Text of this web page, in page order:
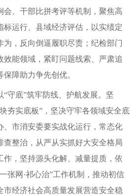
会、干部比拼考评等机制，聚焦高
标运行、县域经济评估，以实绩定
为，反向倒逼履职尽责；纪检部门
效能领域，紧盯问题线索、严肃追
障助力争先创优。
“守底”筑牢防线、护航发展。坚
夯实底板”，坚决守牢各领域安全底
、市消安委要实战化运行，常态化
查整治，从严从实抓好大安全格局
作，坚持源头化解、减量提质，依
张网·祁心治”工作机制，推动初信
市经济社会高质量发展营造安全稳